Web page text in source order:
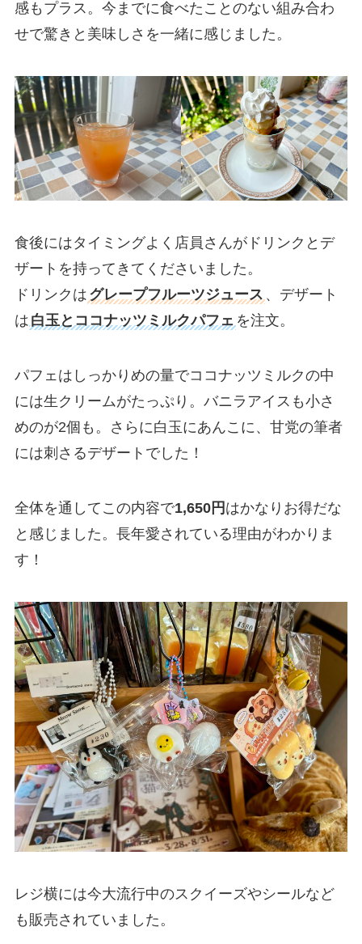
感もプラス。今までに食べたことのない組み合わ
せで驚きと美味しさを一緒に感じました。
食後にはタイミングよく店員さんがドリンクとデ
ザートを持ってきてくださいました。
ドリンクは グレープフルーツジュース 、デザート
は 白玉とココナッツミルクパフェ を注文。
パフェはしっかりめの量でココナッツミルクの中
には生クリームがたっぷり。バニラアイスも小さ
めのが2個も。さらに白玉にあんこに、甘党の筆者
には刺さるデザートでした！
全体を通してこの内容で1,650円 はかなりお得だな
と感じました。長年愛されている理由がわかりま
す！
レジ横には今大流行中のスクイーズやシールなど
も販売されていました。